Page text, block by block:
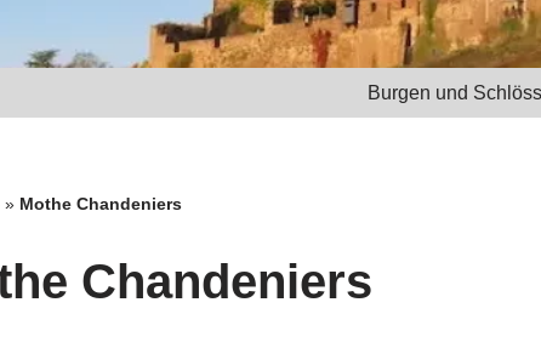
Burgen und
» Mothe Chandeniers
Chandeniers